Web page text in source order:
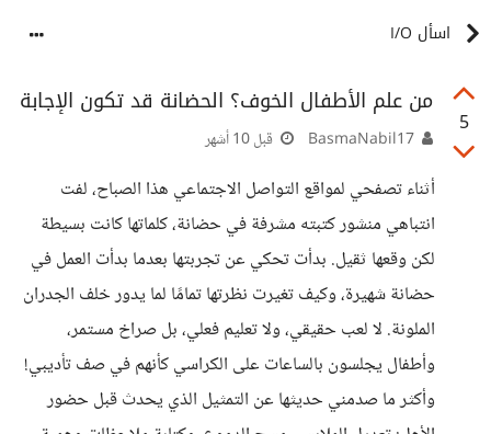
اسأل I/O
5
من علم الأطفال الخوف؟ الحضانة قد تكون الإجابة
قبل 10 أشهر
أثناء تصفحي لمواقع التواصل الاجتماعي هذا الصباح، لفت
انتباهي منشور كتبته مشرفة في حضانة، كلماتها كانت بسيطة
لكن وقعها ثقيل. بدأت تحكي عن تجربتها بعدما بدأت العمل في
حضانة شهيرة، وكيف تغيرت نظرتها تمامًا لما يدور خلف الجدران
الملونة. لا لعب حقيقي، ولا تعليم فعلي، بل صراخ مستمر،
وأطفال يجلسون بالساعات على الكراسي كأنهم في صف تأديبي!
وأكثر ما صدمني حديثها عن التمثيل الذي يحدث قبل حضور